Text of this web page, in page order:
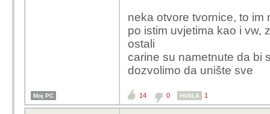
sva ostala sranja
neka otvore tvornice, to im
po istim uvjetima kao i vw,
ostali
carine su nametnute da bi
dozvolimo da unište sve
Moj PC 14 0 HVALA 1